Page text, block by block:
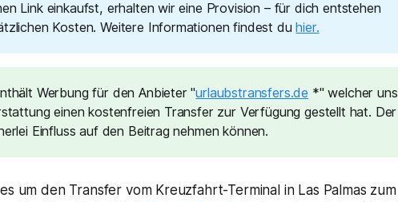
Link einkaufst, erhalten wir eine Provision – für dich entstehen
Kosten. Weitere Informationen findest duhier.
Werbung für den Anbieter "urlaubstransfers.de *" welcher uns
einen kostenfreien Transfer zur Verfügung gestellt hat. Der
Einfluss auf den Beitrag nehmen können.
um den Transfer vom Kreuzfahrt-Terminal in Las Palmas zum